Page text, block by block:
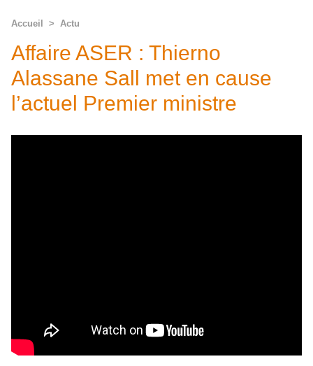
Accueil > Actu
Affaire ASER : Thierno
Alassane Sall met en cause
l’actuel Premier ministre